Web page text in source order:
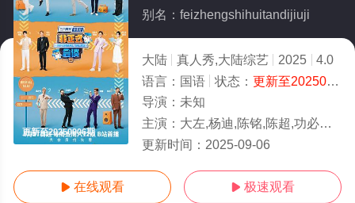
更新至20250906期
别名：feizhengshihuitandijiuji
大陆 真人秀,大陆综艺 2025
4.0
语言： 国语 状态： 更新至20250906期
导演： 未知
主演： 大左,杨迪,陈铭,陈超,功必扬,华波波,萨沙,钟逸伦,一之濑飞鸟,发币,阿雷,
更新时间： 2025-09-06
 在线观看  极速观看